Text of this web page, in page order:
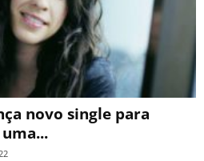
novo single para